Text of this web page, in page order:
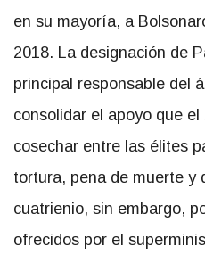
en su mayoría, a
2018. La designación de
principal responsable del
consolidar el apoyo que
cosechar entre las élites
tortura, pena de muerte y
cuatrienio, sin embargo,
ofrecidos por el